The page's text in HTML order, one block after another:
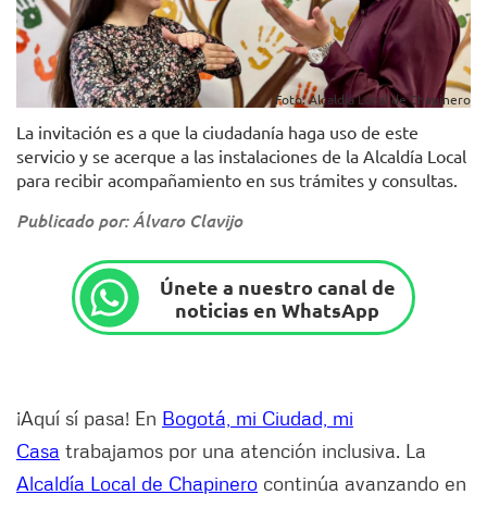
Foto: Alcaldía Local de Chapinero
La invitación es a que la ciudadanía haga uso de este
servicio y se acerque a las instalaciones de la Alcaldía Local
para recibir acompañamiento en sus trámites y consultas.
Publicado por: Álvaro Clavijo
Únete a nuestro canal de
noticias en WhatsApp
¡Aquí sí pasa! En Bogotá, mi Ciudad, mi
Casa trabajamos por una atención inclusiva. La
Alcaldía Local de Chapinero continúa avanzando en